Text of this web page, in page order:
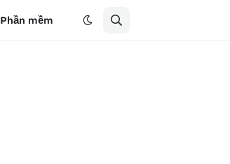
Phần mềm